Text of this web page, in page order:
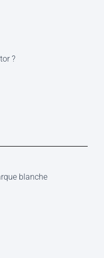
?
blanche